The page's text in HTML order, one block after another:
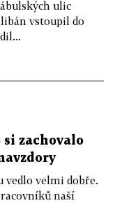
ulic
vstoupil do
si zachovalo
vedlo velmi dobře.
naší